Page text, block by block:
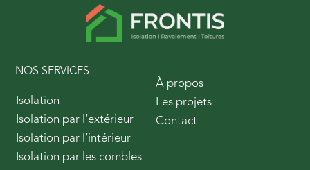
NOS SERVICES
Isolation
Isolation par l’extérieur
Isolation par l’intérieur
Isolation par les combles
À propos
Les projets
Contact